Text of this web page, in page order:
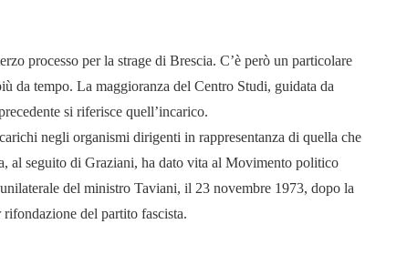
processo per la strage di Brescia. C’è però un particolare
da tempo. La maggioranza del Centro Studi, guidata da
si riferisce quell’incarico.
negli organismi dirigenti in rappresentanza di quella che
al seguito di Graziani, ha dato vita al Movimento politico
del ministro Taviani, il 23 novembre 1973, dopo la
del partito fascista.